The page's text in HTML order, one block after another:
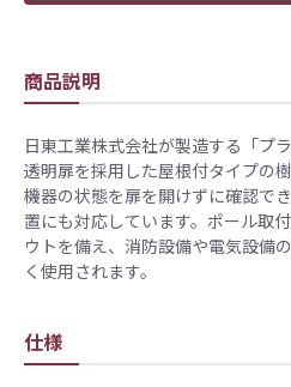
商品説明
日東工業株式会社が製造する「プ
透明扉を採用した屋根付タイプの
機器の状態を扉を開けずに確認で
置にも対応しています。ポール取
ウトを備え、消防設備や電気設備
く使用されます。
仕様